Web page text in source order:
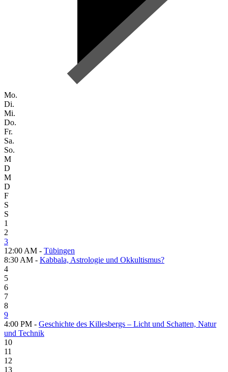
Mo.
Di.
Mi.
Do.
Fr.
Sa.
So.
M
D
M
D
F
S
S
1
2
3
12:00 AM - Tübingen
8:30 AM - Kabbala, Astrologie und Okkultismus?
4
5
6
7
8
9
4:00 PM - Geschichte des Killesbergs – Licht und Schatten, Natur
und Technik
10
11
12
13